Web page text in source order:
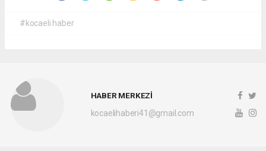
#kocaeli haber
HABER MERKEZİ
kocaelihaberi41@gmail.com